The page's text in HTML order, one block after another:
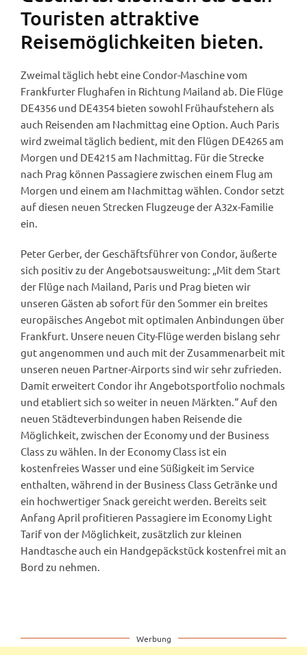
Touristen attraktive
Reisemöglichkeiten bieten.
Zweimal täglich hebt eine Condor-Maschine vom
Frankfurter Flughafen in Richtung Mailand ab. Die Flüge
DE4356 und DE4354 bieten sowohl Frühaufstehern als
auch Reisenden am Nachmittag eine Option. Auch Paris
wird zweimal täglich bedient, mit den Flügen DE4265 am
Morgen und DE4215 am Nachmittag. Für die Strecke
nach Prag können Passagiere zwischen einem Flug am
Morgen und einem am Nachmittag wählen. Condor setzt
auf diesen neuen Strecken Flugzeuge der A32x-Familie
ein.
Peter Gerber, der Geschäftsführer von Condor, äußerte
sich positiv zu der Angebotsausweitung: „Mit dem Start
der Flüge nach Mailand, Paris und Prag bieten wir
unseren Gästen ab sofort für den Sommer ein breites
europäisches Angebot mit optimalen Anbindungen über
Frankfurt. Unsere neuen City-Flüge werden bislang sehr
gut angenommen und auch mit der Zusammenarbeit mit
unseren neuen Partner-Airports sind wir sehr zufrieden.
Damit erweitert Condor ihr Angebotsportfolio nochmals
und etabliert sich so weiter in neuen Märkten.“ Auf den
neuen Städteverbindungen haben Reisende die
Möglichkeit, zwischen der Economy und der Business
Class zu wählen. In der Economy Class ist ein
kostenfreies Wasser und eine Süßigkeit im Service
enthalten, während in der Business Class Getränke und
ein hochwertiger Snack gereicht werden. Bereits seit
Anfang April profitieren Passagiere im Economy Light
Tarif von der Möglichkeit, zusätzlich zur kleinen
Handtasche auch ein Handgepäckstück kostenfrei mit an
Bord zu nehmen.
Werbung